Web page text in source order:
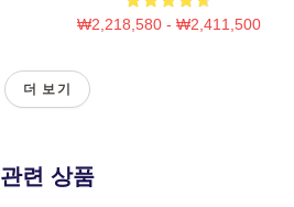
₩2,218,580 - ₩2,411,500
더 보기
관련 상품